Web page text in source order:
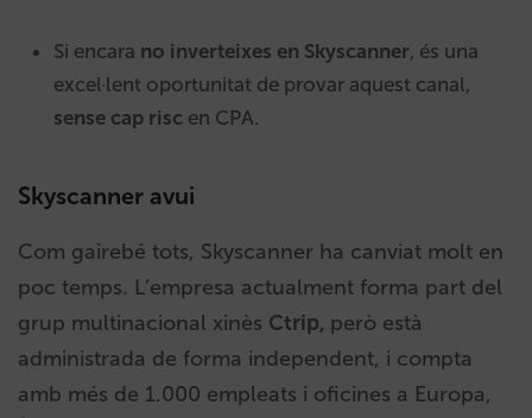
Si encara no inverteixes en Skyscanner, és una
excel·lent oportunitat de provar aquest canal,
sense cap risc en CPA.
Skyscanner avui
Com gairebé tots, Skyscanner ha canviat molt en
poc temps. L’empresa actualment forma part del
grup multinacional xinès Ctrip, però està
administrada de forma independent, i compta
amb més de 1.000 empleats i oficines a Europa,